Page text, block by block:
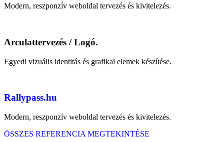
Modern, reszponzív weboldal tervezés és kivitelezés.
Arculattervezés / Logó.
Egyedi vizuális identitás és grafikai elemek készítése.
Rallypass.hu
Modern, reszponzív weboldal tervezés és kivitelezés.
ÖSSZES REFERENCIA MEGTEKINTÉSE